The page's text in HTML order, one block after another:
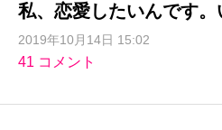
私、恋愛したいんです。
2019年10月14日 15:02
41 コメント